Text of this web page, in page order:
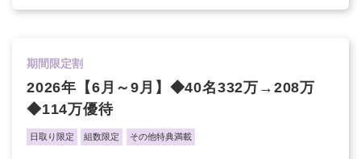
期間限定割
2026年【6月～9月】◆40名332万→208万
◆114万優待
日取り限定 組数限定 その他特典満載